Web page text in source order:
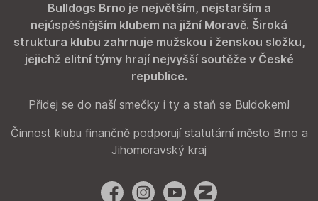
Bulldogs Brno je největším, nejstarším a
nejúspěšnějším klubem na jižní Moravě. Široká
struktura klubu zahrnuje mužskou i ženskou složku,
jejichž elitní týmy hrají nejvyšší soutěže v České
republice.
Přidej se do naší smečky i ty a staň se Buldokem!
Činnost klubu finančně podporují statutární město Brno a
Jihomoravský kraj